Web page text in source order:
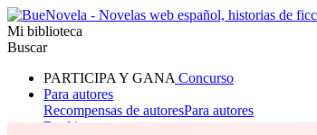
Mi biblioteca
Buscar
PARTICIPA Y GANA Concurso
Para autores
Recompensas de autoresPara autores
Ranking